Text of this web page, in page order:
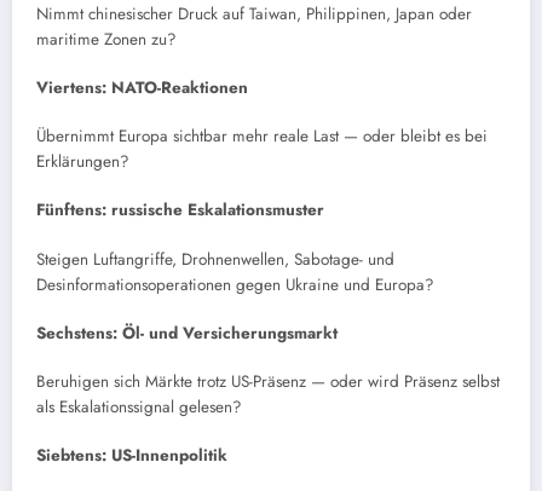
Nimmt chinesischer Druck auf Taiwan, Philippinen, Japan oder
maritime Zonen zu?
Viertens: NATO-Reaktionen
Übernimmt Europa sichtbar mehr reale Last — oder bleibt es bei
Erklärungen?
Fünftens: russische Eskalationsmuster
Steigen Luftangriffe, Drohnenwellen, Sabotage- und
Desinformationsoperationen gegen Ukraine und Europa?
Sechstens: Öl- und Versicherungsmarkt
Beruhigen sich Märkte trotz US-Präsenz — oder wird Präsenz selbst
als Eskalationssignal gelesen?
Siebtens: US-Innenpolitik